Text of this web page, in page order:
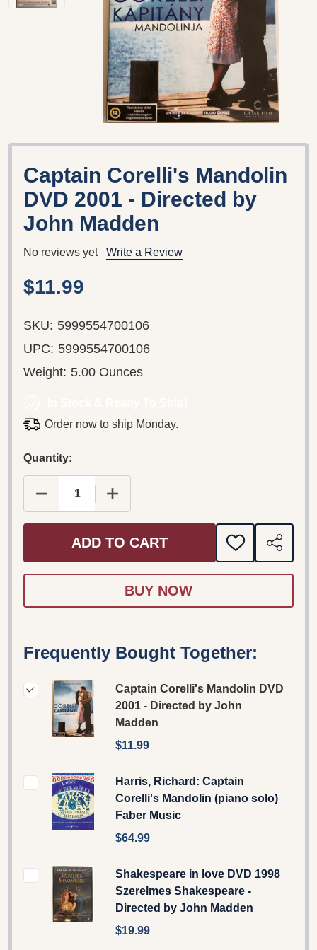
Captain Corelli's Mandolin
DVD 2001 - Directed by
John Madden
No reviews yet Write a Review
$11.99
SKU: 5999554700106
UPC: 5999554700106
Weight: 5.00 Ounces
Order now to ship Monday.
Quantity:
DECREASE QUANTITY OF CAPTAIN CORELLI'S
INCREASE QUANTITY OF CAPTAIN
ADD TO CART
ADD
TO
SHARE
Frequently Bought Together:
Captain Corelli's Mandolin DVD
2001 - Directed by John
Madden
$11.99
Harris, Richard: Captain
Corelli's Mandolin (piano solo)
Faber Music
$64.99
Shakespeare in love DVD 1998
Szerelmes Shakespeare -
Directed by John Madden
$19.99